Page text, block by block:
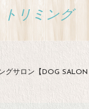
トリミング
グサロン【DOG SALON